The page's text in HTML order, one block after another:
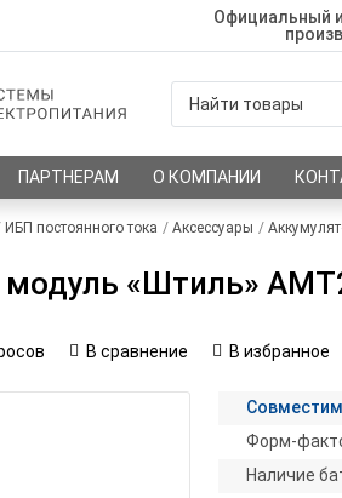
Официальный
ПАРТНЕРАМ О КОМПАНИИ
ИБП постоянного тока Аксессуары
«Штиль»
В сравнение В избранное
Форм-
Наличие